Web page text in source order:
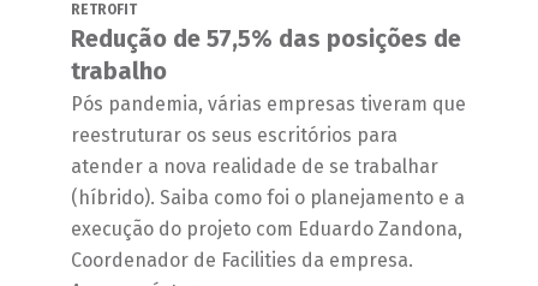
RETROFIT
Redução de 57,5% das posições de
trabalho
Pós pandemia, várias empresas tiveram que
reestruturar os seus escritórios para
atender a nova realidade de se trabalhar
(híbrido). Saiba como foi o planejamento e a
execução do projeto com Eduardo Zandona,
Coordenador de Facilities da empresa.